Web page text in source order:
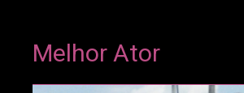
Melhor Ator